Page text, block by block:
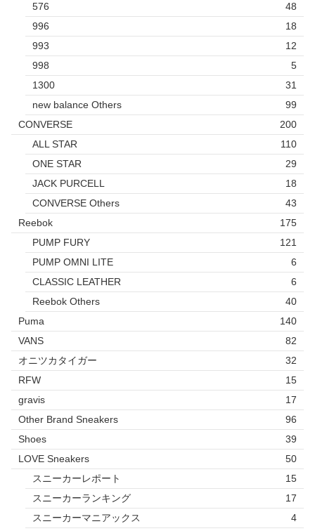
576
48
996
18
993
12
998
5
1300
31
new balance Others
99
CONVERSE
200
ALL STAR
110
ONE STAR
29
JACK PURCELL
18
CONVERSE Others
43
Reebok
175
PUMP FURY
121
PUMP OMNI LITE
6
CLASSIC LEATHER
6
Reebok Others
40
Puma
140
VANS
82
オニツカタイガー
32
RFW
15
gravis
17
Other Brand Sneakers
96
Shoes
39
LOVE Sneakers
50
スニーカーレポート
15
スニーカーランキング
17
スニーカーマニアックス
4